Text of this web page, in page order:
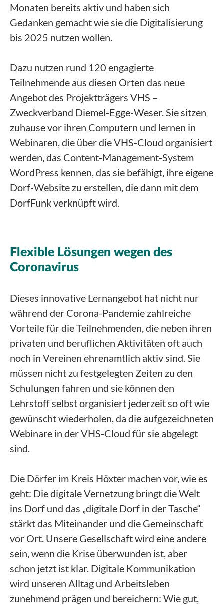
Monaten bereits aktiv und haben sich
Gedanken gemacht wie sie die Digitalisierung
bis 2025 nutzen wollen.
Dazu nutzen rund 120 engagierte
Teilnehmende aus diesen Orten das neue
Angebot des Projektträgers VHS –
Zweckverband Diemel-Egge-Weser. Sie sitzen
zuhause vor ihren Computern und lernen in
Webinaren, die über die VHS-Cloud organisiert
werden, das Content-Management-System
WordPress kennen, das sie befähigt, ihre eigene
Dorf-Website zu erstellen, die dann mit dem
DorfFunk verknüpft wird.
Flexible Lösungen wegen des
Coronavirus
Dieses innovative Lernangebot hat nicht nur
während der Corona-Pandemie zahlreiche
Vorteile für die Teilnehmenden, die neben ihren
privaten und beruflichen Aktivitäten oft auch
noch in Vereinen ehrenamtlich aktiv sind. Sie
müssen nicht zu festgelegten Zeiten zu den
Schulungen fahren und sie können den
Lehrstoff selbst organisiert jederzeit so oft wie
gewünscht wiederholen, da die aufgezeichneten
Webinare in der VHS-Cloud für sie abgelegt
sind.
Die Dörfer im Kreis Höxter machen vor, wie es
geht: Die digitale Vernetzung bringt die Welt
ins Dorf und das „digitale Dorf in der Tasche“
stärkt das Miteinander und die Gemeinschaft
vor Ort. Unsere Gesellschaft wird eine andere
sein, wenn die Krise überwunden ist, aber
schon jetzt ist klar. Digitale Kommunikation
wird unseren Alltag und Arbeitsleben
zunehmend prägen und bereichern: Wie gut,